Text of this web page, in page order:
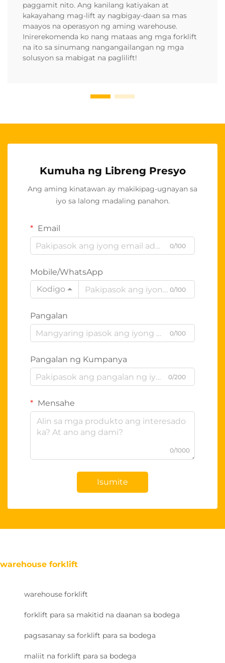
paggamit nito. Ang kanilang katiyakan at
kakayahang mag-lift ay nagbigay-daan sa mas
maayos na operasyon ng aming warehouse.
Inirerekomenda ko nang mataas ang mga forklift
na ito sa sinumang nangangailangan ng mga
solusyon sa mabigat na paglilift!
Kumuha ng Libreng Presyo
Ang aming kinatawan ay makikipag-ugnayan sa
iyo sa lalong madaling panahon.
Email
0/100
Mobile/WhatsApp
Kodigo
0/100
Pangalan
0/100
Pangalan ng Kumpanya
0/200
Mensahe
0/1000
Isumite
warehouse forklift
warehouse forklift
forklift para sa makitid na daanan sa bodega
pagsasanay sa forklift para sa bodega
maliit na forklift para sa bodega